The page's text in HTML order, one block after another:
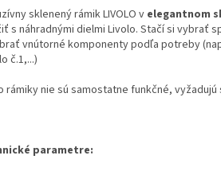
sklenený rámik LIVOLO velegantnom
s náhradnými dielmi Livolo. Stačí si vybrať
vnútorné komponenty podľa potreby
č.1,...)
rámiky nie sú samostatne funkčné,
parametre: